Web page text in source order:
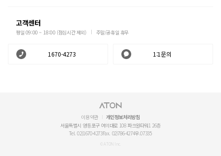
고객센터
평일 09:00 ~ 18:00 (점심시간 제외) 주말/공휴일 휴무
1670-4273 1:1문의
이용약관
개인정보처리방침
서울특별시 영등포구 여의대로 108 파크원타워1 26층
Tel. 02)1670-4273Fax. 02)786-4274우.07335
© ATON Inc.